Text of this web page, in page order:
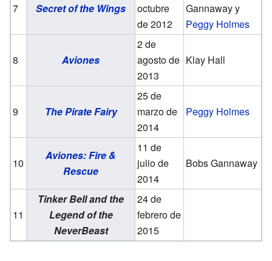
7 Secret of the Wings
octubre
de 2012
Gannaway y
Peggy Holmes
8 Aviones
2 de
agosto de
2013
Klay Hall
9 The Pirate Fairy
25 de
marzo de
2014
Peggy Holmes
10
Aviones: Fire &
Rescue
11 de
julio de
2014
Bobs Gannaway
11
Tinker Bell and the
Legend of the
NeverBeast
24 de
febrero de
2015